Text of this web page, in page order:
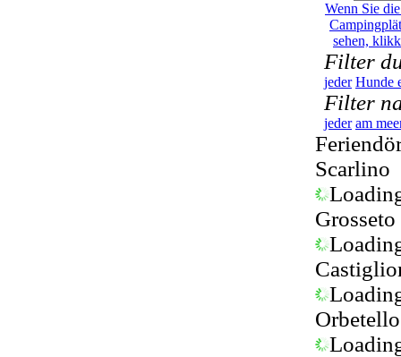
Wenn Sie
sehen,
Filter
jeder Hunde
Filter
jeder am
Scarlino
Grosseto
Orbetello